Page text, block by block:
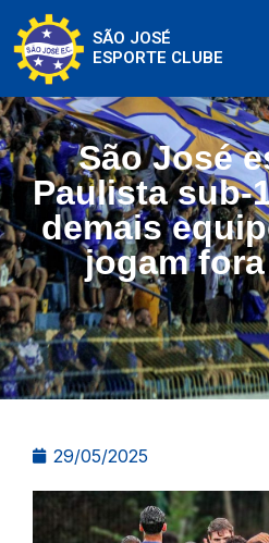
SÃO JOSÉ
ESPORTE CLUBE
São José
Paulista sub-
demais
jogam
29/05/2025